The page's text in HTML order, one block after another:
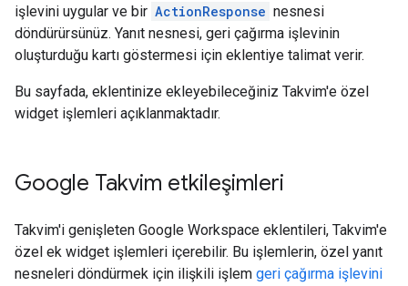
işlevini uygular ve bir ActionResponse nesnesi
döndürürsünüz. Yanıt nesnesi, geri çağırma işlevinin
oluşturduğu kartı göstermesi için eklentiye talimat verir.
Bu sayfada, eklentinize ekleyebileceğiniz Takvim'e özel
widget işlemleri açıklanmaktadır.
Google Takvim etkileşimleri
Takvim'i genişleten Google Workspace eklentileri, Takvim'e
özel ek widget işlemleri içerebilir. Bu işlemlerin, özel yanıt
nesneleri döndürmek için ilişkili işlem geri çağırma işlevini